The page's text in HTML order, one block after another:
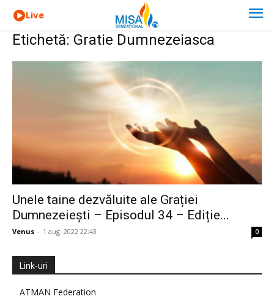
Live
Etichetă: Gratie Dumnezeiasca
Unele taine dezvăluite ale Grației
Dumnezeiești – Episodul 34 – Ediție...
Venus - 1 aug. 2022 22:43 0
Link-uri
ATMAN Federation